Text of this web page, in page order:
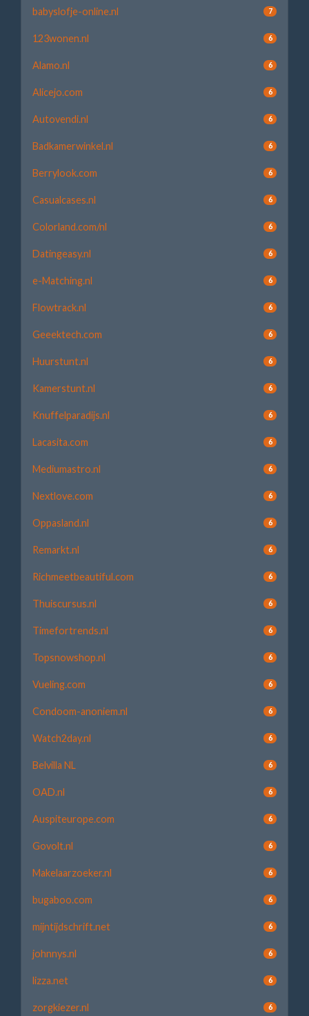
babyslofje-online.nl 7
123wonen.nl 6
Alamo.nl 6
Alicejo.com 6
Autovendi.nl 6
Badkamerwinkel.nl 6
Berrylook.com 6
Casualcases.nl 6
Colorland.com/nl 6
Datingeasy.nl 6
e-Matching.nl 6
Flowtrack.nl 6
Geeektech.com 6
Huurstunt.nl 6
Kamerstunt.nl 6
Knuffelparadijs.nl 6
Lacasita.com 6
Mediumastro.nl 6
Nextlove.com 6
Oppasland.nl 6
Remarkt.nl 6
Richmeetbeautiful.com 6
Thuiscursus.nl 6
Timefortrends.nl 6
Topsnowshop.nl 6
Vueling.com 6
Condoom-anoniem.nl 6
Watch2day.nl 6
Belvilla NL 6
OAD.nl 6
Auspiteurope.com 6
Govolt.nl 6
Makelaarzoeker.nl 6
bugaboo.com 6
mijntijdschrift.net 6
johnnys.nl 6
lizza.net 6
zorgkiezer.nl 6